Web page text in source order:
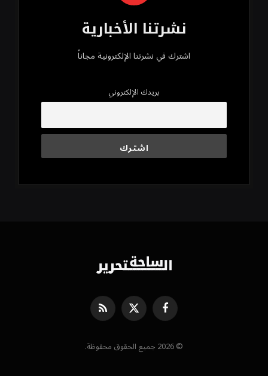
نشرتنا الأخبارية
اشترك في نشرتنا الإلكترونية مجاناً
بريدك الإلكتروني
فيسبوك X
(Twitter)
RSS
© 2026 جميع الحقوق محفوظة.